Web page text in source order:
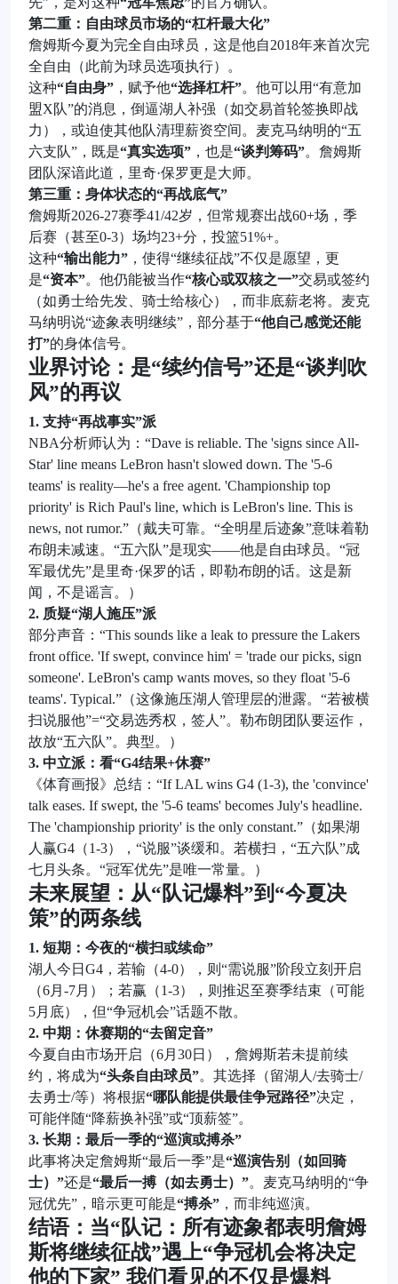
第二重：自由球员市场的“杠杆最大化”
詹姆斯今夏为完全自由球员，这是他自2018年来首次完
全自由（此前为球员选项执行）。
这种“自由身” ，赋予他“选择杠杆”。他可以用“有意加
盟X队”的消息，倒逼湖人补强（如交易首轮签换即战
力），或迫使其他队清理薪资空间。麦克马纳明的“五
六支队”，既是“真实选项” ，也是“谈判筹码”。詹姆斯
团队深谙此道，里奇·保罗更是大师。
第三重：身体状态的“再战底气”
詹姆斯2026-27赛季41/42岁，但常规赛出战60+场，季
后赛（甚至0-3）场均23+分，投篮51%+。
这种“输出能力” ，使得“继续征战”不仅是愿望，更
是“资本”。他仍能被当作“核心或双核之一”交易或签约
（如勇士给先发、骑士给核心），而非底薪老将。麦克
马纳明说“迹象表明继续”，部分基于“他自己感觉还能
打”的身体信号。
业界讨论：是“续约信号”还是“谈判吹
风”的再议
1. 支持“再战事实”派
NBA分析师认为：“Dave is reliable. The 'signs since All-
Star' line means LeBron hasn't slowed down. The '5-6
teams' is reality—he's a free agent. 'Championship top
priority' is Rich Paul's line, which is LeBron's line. This is
news, not rumor.”（戴夫可靠。“全明星后迹象”意味着勒
布朗未减速。“五六队”是现实——他是自由球员。“冠
军最优先”是里奇·保罗的话，即勒布朗的话。这是新
闻，不是谣言。）
2. 质疑“湖人施压”派
部分声音：“This sounds like a leak to pressure the Lakers
front office. 'If swept, convince him' = 'trade our picks, sign
someone'. LeBron's camp wants moves, so they float '5-6
teams'. Typical.”（这像施压湖人管理层的泄露。“若被横
扫说服他”=“交易选秀权，签人”。勒布朗团队要运作，
故放“五六队”。典型。）
3. 中立派：看“G4结果+休赛”
《体育画报》总结：“If LAL wins G4 (1-3), the 'convince'
talk eases. If swept, the '5-6 teams' becomes July's headline.
The 'championship priority' is the only constant.”（如果湖
人赢G4（1-3），“说服”谈缓和。若横扫，“五六队”成
七月头条。“冠军优先”是唯一常量。）
未来展望：从“队记爆料”到“今夏决
策”的两条线
1. 短期：今夜的“横扫或续命”
湖人今日G4，若输（4-0），则“需说服”阶段立刻开启
（6月-7月）；若赢（1-3），则推迟至赛季结束（可能
5月底），但“争冠机会”话题不散。
2. 中期：休赛期的“去留定音”
今夏自由市场开启（6月30日），詹姆斯若未提前续
约，将成为“头条自由球员”。其选择（留湖人/去骑士/
去勇士/等）将根据“哪队能提供最佳争冠路径”决定，
可能伴随“降薪换补强”或“顶薪签”。
3. 长期：最后一季的“巡演或搏杀”
此事将决定詹姆斯“最后一季”是“巡演告别（如回骑
士）”还是“最后一搏（如去勇士）”。麦克马纳明的“争
冠优先”，暗示更可能是“搏杀” ，而非纯巡演。
结语：当“队记：所有迹象都表明詹姆
斯将继续征战”遇上“争冠机会将决定
他的下家” 我们看见的不仅是爆料